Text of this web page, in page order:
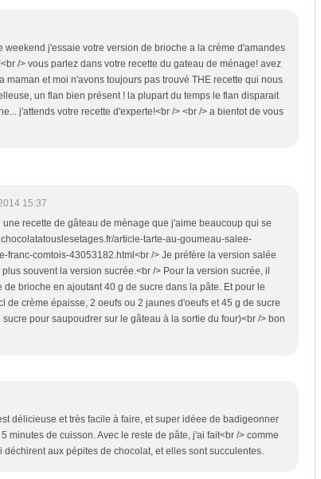
weekend j'essaie votre version de brioche a la crème d'amandes
/> vous parlez dans votre recette du gateau de ménage! avez
maman et moi n'avons toujours pas trouvé THE recette qui nous
un flan bien présent ! la plupart du temps le flan disparait
j'attends votre recette d'experte!<br /> <br /> a bientot de vous
15:37
recette de gâteau de ménage que j'aime beaucoup qui se
article-tarte-au-goumeau-salee-
franc-comtois-43053182.html<br /> Je préfère la version salée
souvent la version sucrée.<br /> Pour la version sucrée, il
de brioche en ajoutant 40 g de sucre dans la pâte. Et pour le
de crème épaisse, 2 oeufs ou 2 jaunes d'oeufs et 45 g de sucre
pour saupoudrer sur le gâteau à la sortie du four)<br /> bon
délicieuse et très facile à faire, et super idéee de badigeonner
minutes de cuisson. Avec le reste de pâte, j'ai fait<br /> comme
aux pépites de chocolat, et elles sont succulentes.